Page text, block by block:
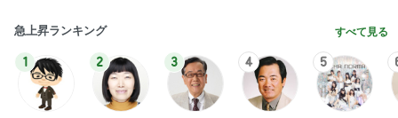
急上昇ランキング すべて見る
1 2 3 4 5